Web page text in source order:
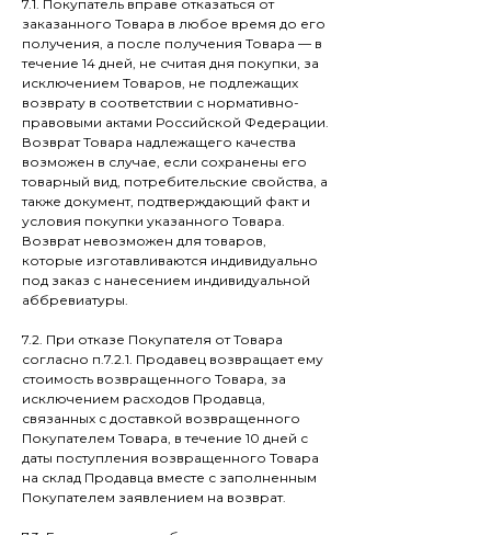
7.1. Покупатель вправе отказаться от
заказанного Товара в любое время до его
получения, а после получения Товара — в
течение 14 дней, не считая дня покупки, за
исключением Товаров, не подлежащих
возврату в соответствии с нормативно-
правовыми актами Российской Федерации.
Возврат Товара надлежащего качества
возможен в случае, если сохранены его
товарный вид, потребительские свойства, а
также документ, подтверждающий факт и
условия покупки указанного Товара.
Возврат невозможен для товаров,
которые изготавливаются индивидуально
под заказ с нанесением индивидуальной
аббревиатуры.
7.2. При отказе Покупателя от Товара
согласно п.7.2.1. Продавец возвращает ему
стоимость возвращенного Товара, за
исключением расходов Продавца,
связанных с доставкой возвращенного
Покупателем Товара, в течение 10 дней с
даты поступления возвращенного Товара
на склад Продавца вместе с заполненным
Покупателем заявлением на возврат.